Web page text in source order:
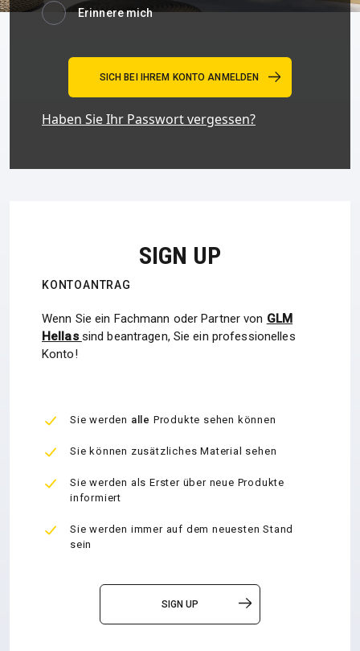
Haben Sie Ihr Passwort vergessen?
Erinnere mich
SIGN UP
KONTOANTRAG
Wenn Sie ein Fachmann oder Partner von GLM
Hellas sind beantragen, Sie ein professionelles
Konto!
Sie werden alle Produkte sehen können
Sie können zusätzliches Material sehen
Sie werden als Erster über neue Produkte
informiert
Sie werden immer auf dem neuesten Stand
sein
SIGN UP